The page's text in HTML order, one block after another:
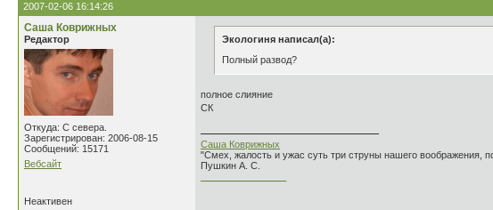
2007-02-06 16:14:26
Саша Коврижных
Редактор
Откуда: С севера.
Зарегистрирован: 2006-08-15
Сообщений: 15171
Вебсайт
Экологиня написал(а):
Полный развод?
полное слияние
СК
Саша Коврижных
"Смех, жалость и ужас суть три струны нашего воображения,
Пушкин А. С.
Неактивен